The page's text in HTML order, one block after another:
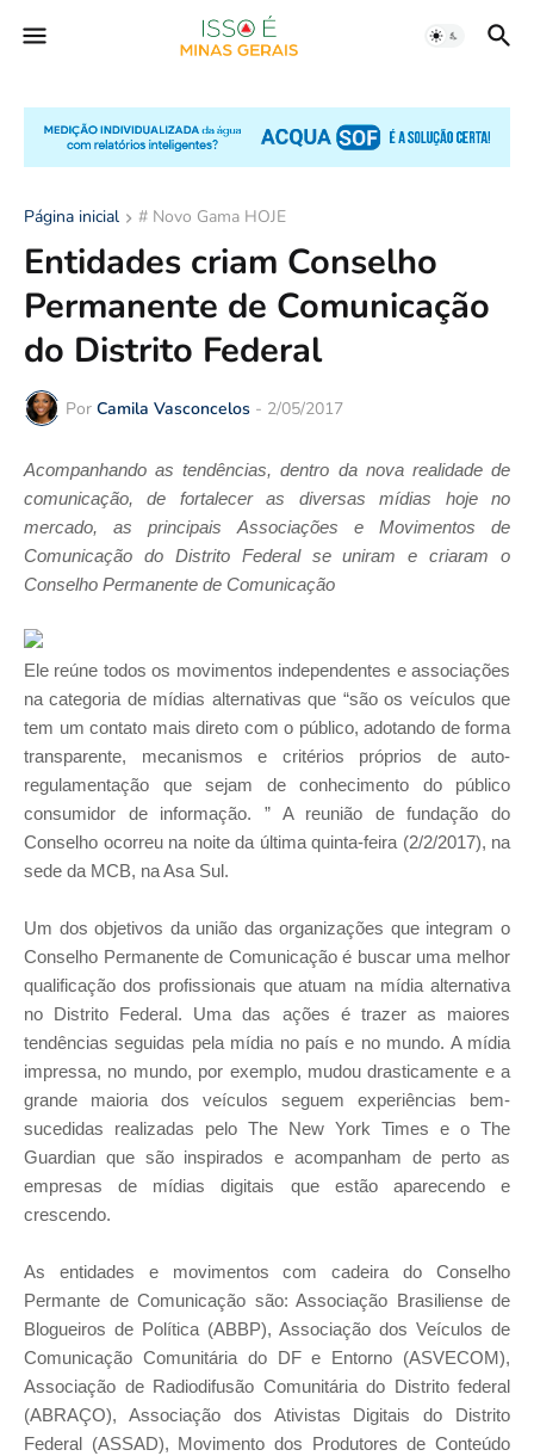
Página inicial # Novo Gama HOJE
Entidades criam Conselho
Permanente de Comunicação
do Distrito Federal
Por Camila Vasconcelos - 2/05/2017
Acompanhando as tendências, dentro da nova realidade de
comunicação, de fortalecer as diversas mídias hoje no
mercado, as principais Associações e Movimentos de
Comunicação do Distrito Federal se uniram e criaram o
Conselho Permanente de Comunicação
Ele reúne todos os movimentos independentes e associações
na categoria de mídias alternativas que “são os veículos que
tem um contato mais direto com o público, adotando de forma
transparente, mecanismos e critérios próprios de auto-
regulamentação que sejam de conhecimento do público
consumidor de informação. ” A reunião de fundação do
Conselho ocorreu na noite da última quinta-feira (2/2/2017), na
sede da MCB, na Asa Sul.
Um dos objetivos da união das organizações que integram o
Conselho Permanente de Comunicação é buscar uma melhor
qualificação dos profissionais que atuam na mídia alternativa
no Distrito Federal. Uma das ações é trazer as maiores
tendências seguidas pela mídia no país e no mundo. A mídia
impressa, no mundo, por exemplo, mudou drasticamente e a
grande maioria dos veículos seguem experiências bem-
sucedidas realizadas pelo The New York Times e o The
Guardian que são inspirados e acompanham de perto as
empresas de mídias digitais que estão aparecendo e
crescendo.
As entidades e movimentos com cadeira do Conselho
Permante de Comunicação são: Associação Brasiliense de
Blogueiros de Política (ABBP), Associação dos Veículos de
Comunicação Comunitária do DF e Entorno (ASVECOM),
Associação de Radiodifusão Comunitária do Distrito federal
(ABRAÇO), Associação dos Ativistas Digitais do Distrito
Federal (ASSAD), Movimento dos Produtores de Conteúdo